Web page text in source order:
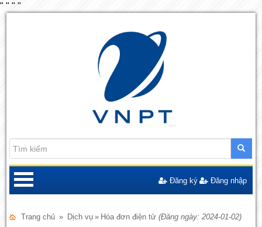
" " " "
Đăng ký Đăng nhập
Trang chủ » Dịch vụ » Hóa đơn điện tử (Đăng ngày: 2024-01-02)